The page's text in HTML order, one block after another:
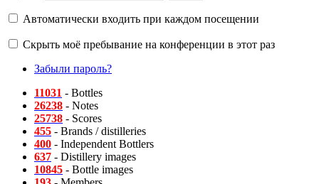
Автоматически входить при каждом посещении
Скрыть моё пребывание на конференции в этот раз
Забыли пароль?
11031 - Bottles
26238 - Notes
25738 - Scores
455 - Brands / distilleries
400 - Independent Bottlers
637 - Distillery images
10845 - Bottle images